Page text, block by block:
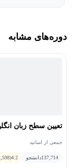
مختلف را که
دوره‌های مشابه
تعیین سطح زبان
جمعی از اساتید
137,714دانشجو 4.2
(2,598)